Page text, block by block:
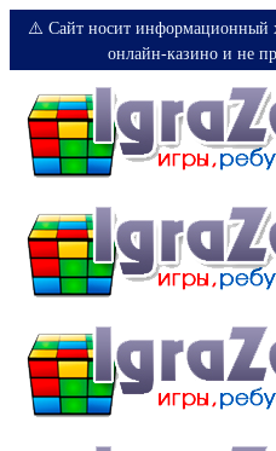
⚠️ Сайт носит информационный
онлайн-казино и не